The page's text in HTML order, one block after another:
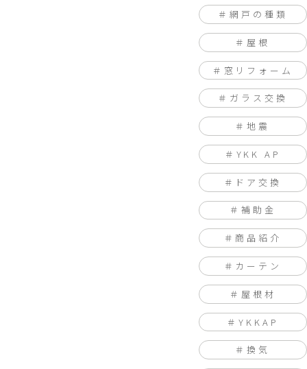
網戸の種類
屋根
窓リフォーム
ガラス交換
地震
YKK AP
ドア交換
補助金
商品紹介
カーテン
屋根材
YKKAP
換気